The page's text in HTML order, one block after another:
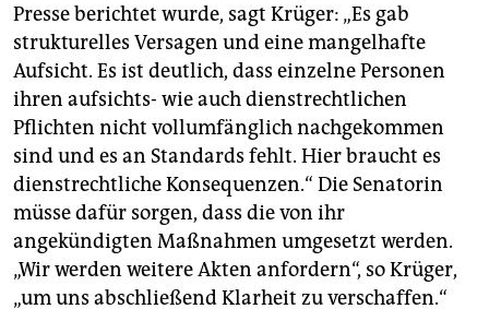
Presse berichtet wurde, sagt Krüger: „Es gab
strukturelles Versagen und eine mangelhafte
Aufsicht. Es ist deutlich, dass einzelne Personen
ihren aufsichts- wie auch dienstrechtlichen
Pflichten nicht vollumfänglich nachgekommen
sind und es an Standards fehlt. Hier braucht es
dienstrechtliche Konsequenzen.“ Die Senatorin
müsse dafür sorgen, dass die von ihr
angekündigten Maßnahmen umgesetzt werden.
„Wir werden weitere Akten anfordern“, so Krüger,
„um uns abschließend Klarheit zu verschaffen.“